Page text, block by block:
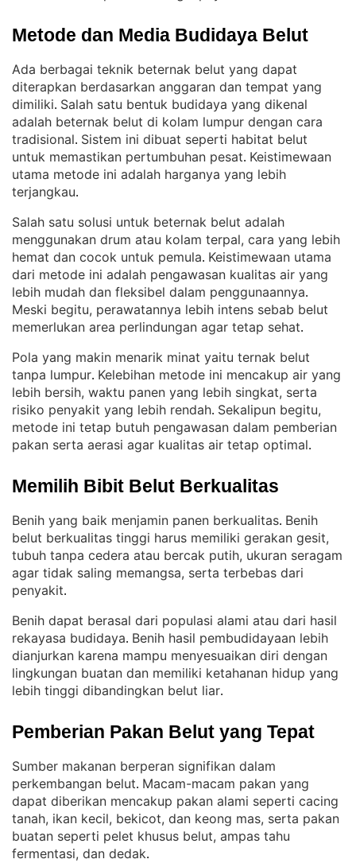
Metode dan Media Budidaya Belut
Ada berbagai teknik beternak belut yang dapat
diterapkan berdasarkan anggaran dan tempat yang
dimiliki. Salah satu bentuk budidaya yang dikenal
adalah beternak belut di kolam lumpur dengan cara
tradisional. Sistem ini dibuat seperti habitat belut
untuk memastikan pertumbuhan pesat. Keistimewaan
utama metode ini adalah harganya yang lebih
terjangkau.
Salah satu solusi untuk beternak belut adalah
menggunakan drum atau kolam terpal, cara yang lebih
hemat dan cocok untuk pemula. Keistimewaan utama
dari metode ini adalah pengawasan kualitas air yang
lebih mudah dan fleksibel dalam penggunaannya
Meski begitu, perawatannya lebih intens sebab belut
memerlukan area perlindungan agar tetap sehat.
Pola yang makin menarik minat yaitu ternak belut
tanpa lumpur. Kelebihan metode ini mencakup air yang
lebih bersih, waktu panen yang lebih singkat, serta
risiko penyakit yang lebih rendah. Sekalipun begitu,
metode ini tetap butuh pengawasan dalam pemberian
pakan serta aerasi agar kualitas air tetap optimal.
Memilih Bibit Belut Berkualitas
Benih yang baik menjamin panen berkualitas. Benih
belut berkualitas tinggi harus memiliki gerakan gesit,
tubuh tanpa cedera atau bercak putih, ukuran seragam
agar tidak saling memangsa, serta terbebas dari
penyakit.
Benih dapat berasal dari populasi alami atau dari hasil
rekayasa budidaya. Benih hasil pembudidayaan lebih
dianjurkan karena mampu menyesuaikan diri dengan
lingkungan buatan dan memiliki ketahanan hidup yang
lebih tinggi dibandingkan belut liar.
Pemberian Pakan Belut yang Tepat
Sumber makanan berperan signifikan dalam
perkembangan belut. Macam-macam pakan yang
dapat diberikan mencakup pakan alami seperti cacing
tanah, ikan kecil, bekicot, dan keong mas, serta pakan
buatan seperti pelet khusus belut, ampas tahu
fermentasi, dan dedak.